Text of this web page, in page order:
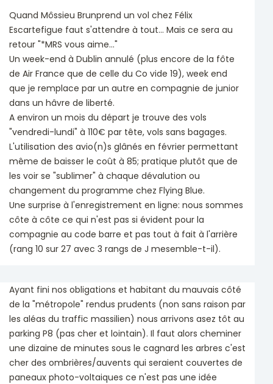
Quand Môssieu Brunprend un vol chez Félix
Escartefigue faut s'attendre à tout... Mais ce sera au
retour "*MRS vous aime..."
Un week-end à Dublin annulé (plus encore de la fôte
de Air France que de celle du Co vide 19), week end
que je remplace par un autre en compagnie de junior
dans un hâvre de liberté.
A environ un mois du départ je trouve des vols
"vendredi-lundi" à 110€ par tête, vols sans bagages.
L'utilisation des avio(n)s glânés en février permettant
même de baisser le coût à 85; pratique plutôt que de
les voir se "sublimer" à chaque dévalution ou
changement du programme chez Flying Blue.
Une surprise à l'enregistrement en ligne: nous sommes
côte à côte ce qui n'est pas si évident pour la
compagnie au code barre et pas tout à fait à l'arrière
(rang 10 sur 27 avec 3 rangs de J mesemble-t-il).
Ayant fini nos obligations et habitant du mauvais côté
de la "métropole" rendus prudents (non sans raison par
les aléas du traffic massilien) nous arrivons asez tôt au
parking P8 (pas cher et lointain). Il faut alors cheminer
une dizaine de minutes sous le cagnard les arbres c'est
cher des ombrières/auvents qui seraient couvertes de
paneaux photo-voltaiques ce n'est pas une idée